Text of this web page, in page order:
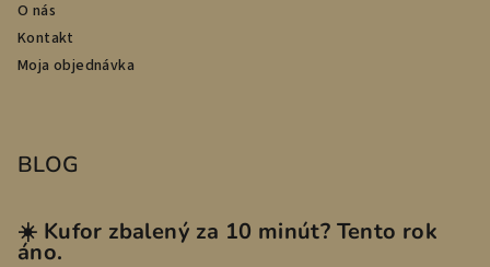
O nás
Kontakt
Moja objednávka
BLOG
☀️ Kufor zbalený za 10 minút? Tento rok
áno.